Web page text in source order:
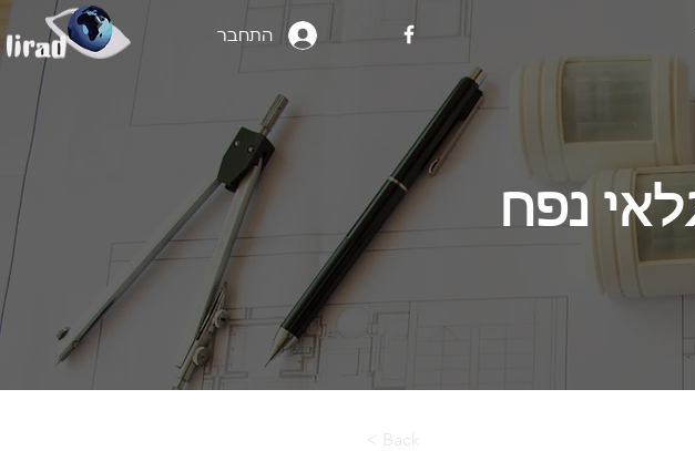
התחבר
< Back